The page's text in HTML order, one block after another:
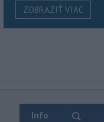
ZOBRAZIŤ VIAC
Info